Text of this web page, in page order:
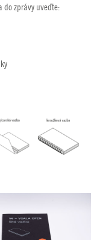
do zprávy uveďte: